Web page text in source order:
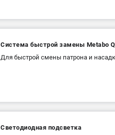
Система быстрой замены Metabo
Для быстрой смены патрона и
Светодиодная подсветка